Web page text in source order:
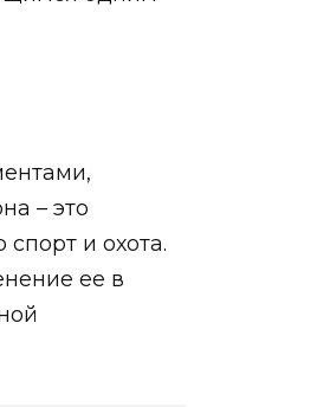
– это
и охота.
ее в